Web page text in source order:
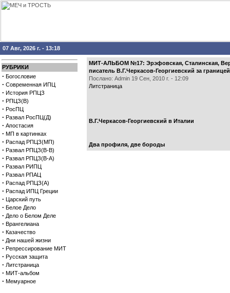
07 Авг, 2026 г. - 13:18
РУБРИКИ
· Богословие
· Современная ИПЦ
· История РПЦЗ
· РПЦЗ(В)
· РосПЦ
· Развал РосПЦ(Д)
· Апостасия
· МП в картинках
· Распад РПЦЗ(МП)
· Развал РПЦЗ(В-В)
· Развал РПЦЗ(В-А)
· Развал РИПЦ
· Развал РПАЦ
· Распад РПЦЗ(А)
· Распад ИПЦ Греции
· Царский путь
· Белое Дело
· Дело о Белом Деле
· Врангелиана
· Казачество
· Дни нашей жизни
· Репрессирование МИТ
· Русская защита
· Литстраница
· МИТ-альбом
· Мемуарное
МИТ-АЛЬБОМ №17: Эрэфовская, Сталинская,
писатель В.Г.Черкасов-Георгиевский за границей
Послано: Admin 19 Сен, 2010 г. - 12:09
Литстраница
В.Г.Черкасов-Георгиевский в Италии
Два профиля, две бороды